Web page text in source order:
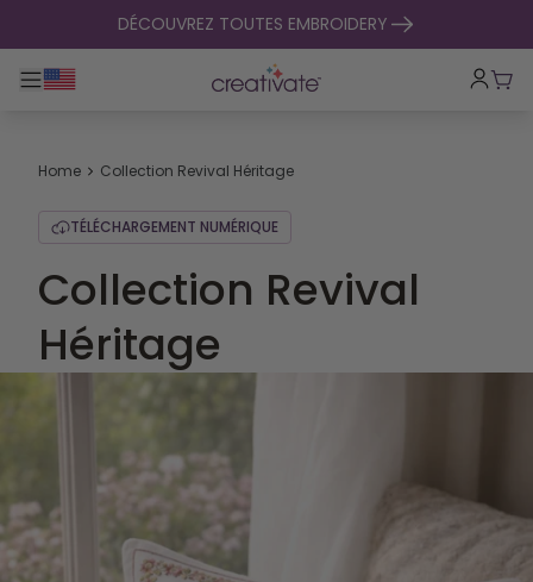
passer au contenuDÉCOUVREZ TOUTES EMBROIDERY
Basculer la navigation principale
Home Collection Revival Héritage
TÉLÉCHARGEMENT NUMÉRIQUE
Collection Revival
Héritage